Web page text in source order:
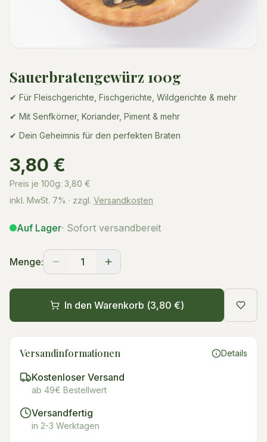
Sauerbratengewürz 100g
✔ Für Fleischgerichte, Fischgerichte, Wildgerichte & mehr
✔ Mit Senfkörner, Koriander, Piment & mehr
✔ Dein Geheimnis für den perfekten Braten
3,80 €
Preis je 100g: 3,80 €
inkl. MwSt. 7% · zzgl. Versandkosten
Auf Lager· Sofort versandbereit
Menge: 1
In den Warenkorb (3,80 €)
Versandinformationen Details
Kostenloser Versand
ab 49€ Bestellwert
Versandfertig
in 2-3 Werktagen